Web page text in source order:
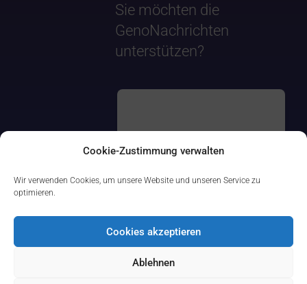
Cookie-Zustimmung verwalten
Wir verwenden Cookies, um unsere Website und unseren Service zu
optimieren.
Cookies akzeptieren
Ablehnen
Sie möchten die
GenoNachrichten
unterstützen?